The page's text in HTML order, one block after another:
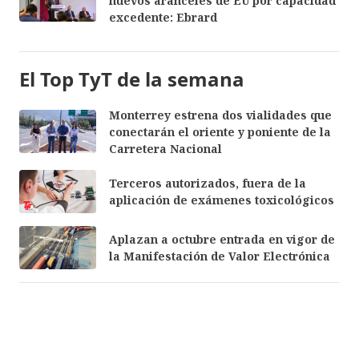
excedente: Ebrard
El Top TyT de la semana
Monterrey estrena dos vialidades que
conectarán el oriente y poniente de la
Carretera Nacional
Terceros autorizados, fuera de la
aplicación de exámenes toxicológicos
Aplazan a octubre entrada en vigor de
la Manifestación de Valor Electrónica